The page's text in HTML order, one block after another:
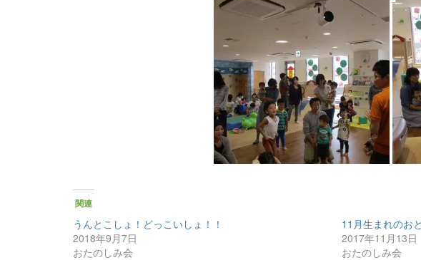
関連
うんとこしょ！どっこいしょ！！
2018年9月7日
おたのしみ会
11月生まれのお
2017年11月13日
おたのしみ会